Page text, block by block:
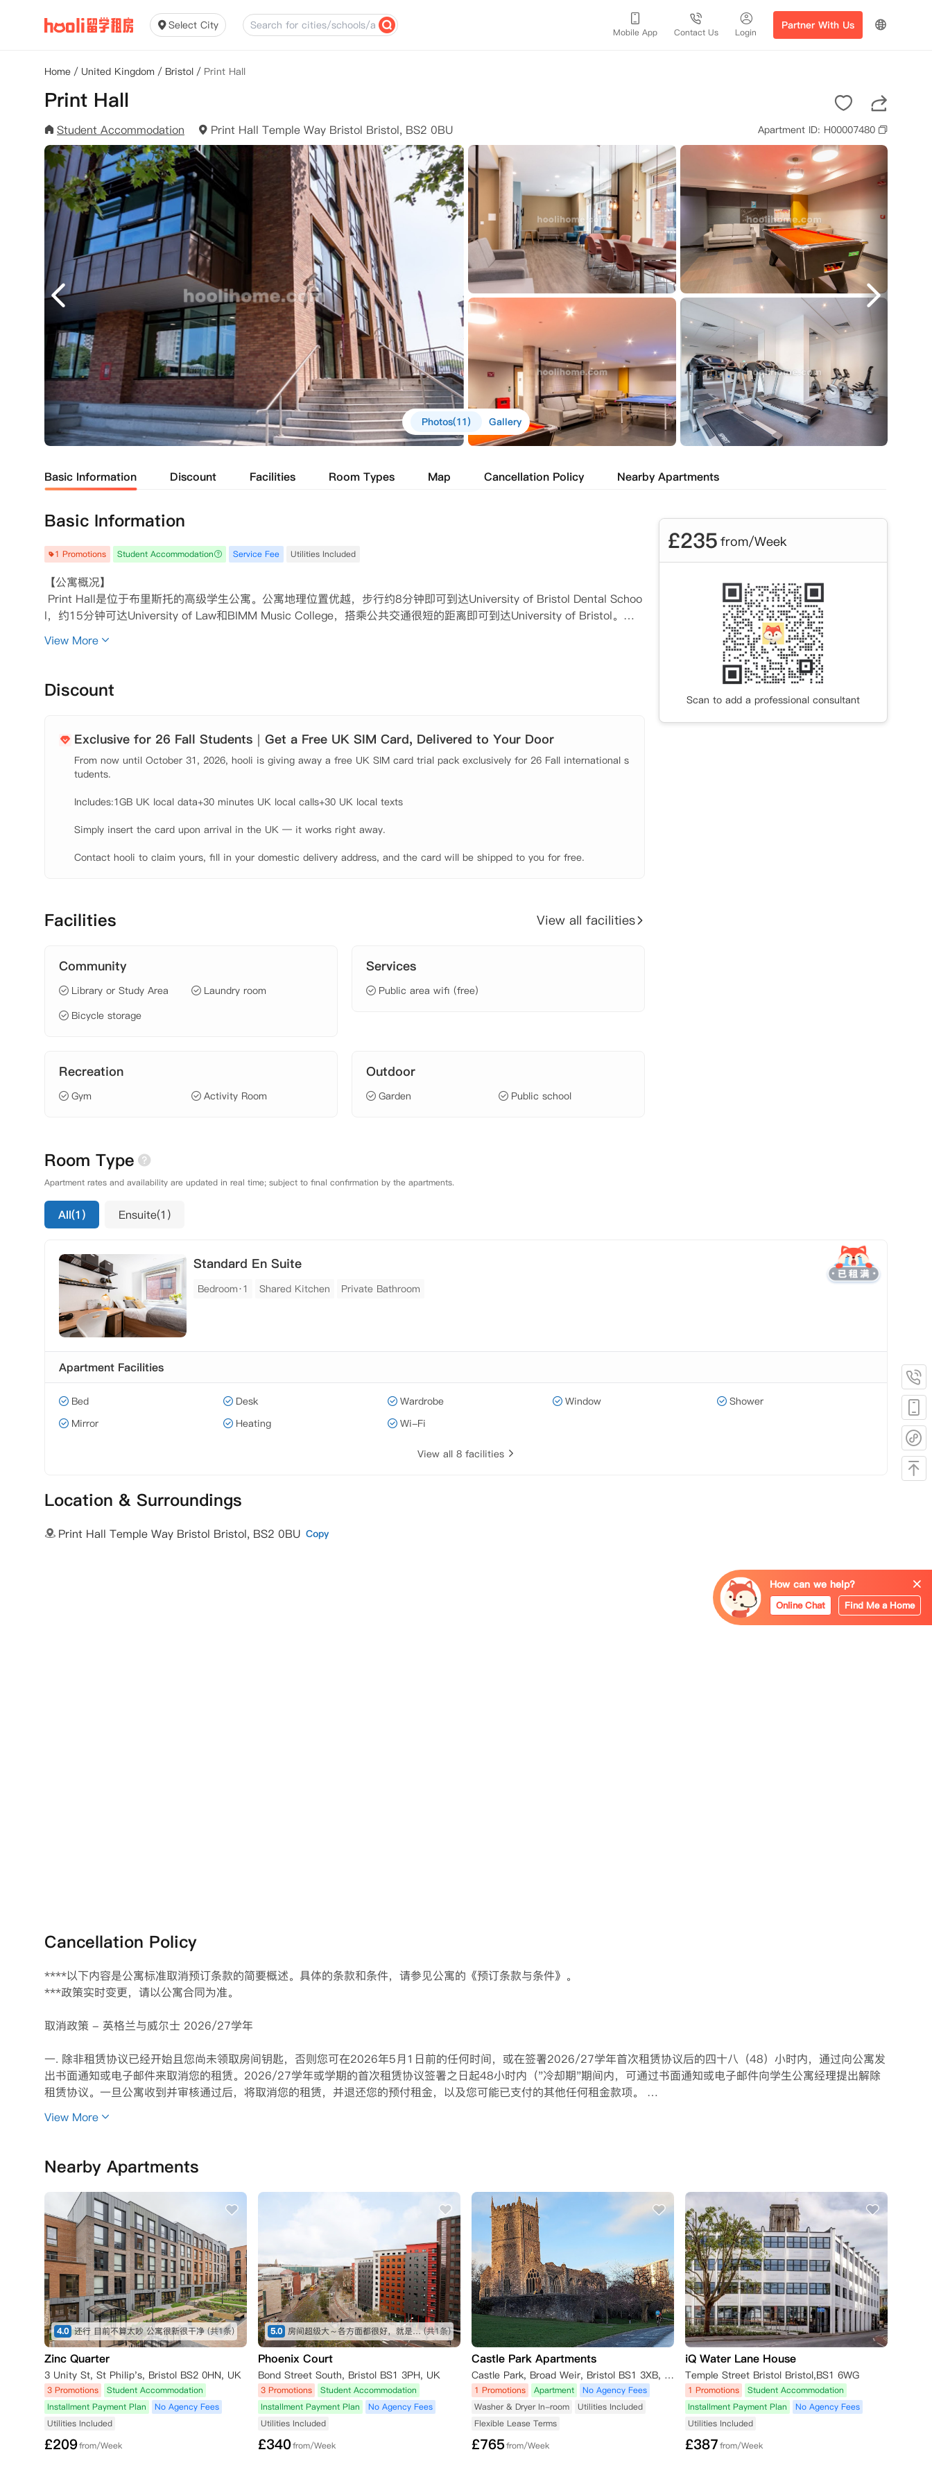
Select City
Mobile App Contact Us Login
Partner With Us
Home / United Kingdom / Bristol / Print Hall
Print Hall
Student Accommodation Print Hall Temple Way Bristol Bristol, BS2 0BU Apartment ID: H00007480
Photos(11) Gallery
Basic Information Discount Facilities Room Types Map Cancellation Policy Nearby Apartments
Basic Information
1 Promotions Student Accommodation Service Fee Utilities Included
【公寓概况】
Print Hall是位于布里斯托的高级学生公寓。公寓地理位置优越，步行约8分钟即可到达University of Bristol Dental Schoo
l，约15分钟可达University of Law和BIMM Music College，搭乘公共交通很短的距离即可到达University of Bristol。
间和私人的高规格连接浴室。共享厨房配有齐全的料理设备，用餐区和沙发。如果同学喜欢享有更多的私人空间，Studio房
【环境设施】
60MB高速宽带和Wi-Fi、
自习室、
公共休息室（配有游戏桌和电影院屏幕！）、
户外庭院、
邮寄和包裹代收服务、
安全自行车存放处、
24小时CCTV监控和安全门禁系统、
管理团队、
View More
Discount
Exclusive for 26 Fall Students｜Get a Free UK SIM Card, Delivered to Your Door
From now until October 31, 2026, hooli is giving away a free UK SIM card trial pack exclusively for 26 Fall international s
tudents.
Includes:1GB UK local data+30 minutes UK local calls+30 UK local texts
Simply insert the card upon arrival in the UK — it works right away.
Contact hooli to claim yours, fill in your domestic delivery address, and the card will be shipped to you for free.
Facilities View all facilities
Community
Library or Study Area
Laundry room
Bicycle storage
Services
Public area wifi (free)
Recreation
Gym Activity Room
Outdoor
Garden Public school
£235 from/Week
Scan to add a professional consultant
Room Type
Apartment rates and availability are updated in real time; subject to final confirmation by the apartments.
All(1) Ensuite(1)
Standard En Suite
Bedroom·1 Shared Kitchen Private Bathroom
Apartment Facilities
Bed Desk Wardrobe Window
Shower
Mirror
Heating Wi-Fi
View all 8 facilities
Location & Surroundings
Print Hall Temple Way Bristol Bristol, BS2 0BU Copy
Cancellation Policy
****以下内容是公寓标准取消预订条款的简要概述。具体的条款和条件，请参见公寓的《预订条款与条件》。
***政策实时变更，请以公寓合同为准。
取消政策 - 英格兰与威尔士 2026/27学年
一. 除非租赁协议已经开始且您尚未领取房间钥匙，否则您可在2026年5月1日前的任何时间，或在签署2026/27学年首次租赁协议后的四十八（48）小时内，通过向公寓发
出书面通知或电子邮件来取消您的租赁。2026/27学年或学期的首次租赁协议签署之日起48小时内（"冷却期"期间内，可通过书面通知或电子邮件向学生公寓经理提出解除
租赁协议。一旦公寓收到并审核通过后，将取消您的租赁，并退还您的预付租金，以及您可能已支付的其他任何租金款项。
二、冷静期外取消
三、No Visa No Pay政策：
- 如果您未能成功获得旅行和学习的签证：
如果您打算在其他地方学习，公寓能够为您转至其在全球范围内的其他住所。如果您不打算在其他地方学习，或者在您的新学习城市/城镇没有可用住宿，只要满足以下条
件，公寓将解除您的租赁协议：
1.您需要在签证拒签信发出后的3天内，以书面或电子邮件形式向公寓提交取消请求
2.并且您需要向公寓提供来自大使馆或签证办公室的拒签信复印件。
如果您的租赁已经开始，在收到上述文件之前，您仍需根据租赁协议支付应付租金。
四、No Place No Pay政策：
*此条款仅适用于准大一本科生
如果您未能成功获得心仪大学的录取资格：
如果您打算在其他地方学习，公寓能够为您转至其在全球范围内的其他住所。如果您不打算在其他地方学习，或者在您的新学习城市没有可用住宿，只要满足以下条件，公寓
将解除您的租赁协议：
1.您必须在2026年8月22日之前，以书面或电子邮件形式向物业经理提交取消请求
2.并且您需要向物业经理提供来自大学或UCAS（英国大学和学院招生服务中心）的拒录通知复印件。
一旦公寓收到您的请求，将确认收到并退还您的预付租金，以及您可能已支付的其他任何租金款项。
.
View More
Nearby Apartments
4.0 还行 目前不算太吵 公寓很新很干净 (共1条)
Zinc Quarter
3 Unity St, St Philip's, Bristol BS2 0HN, UK
3 Promotions
Student Accommodation
Installment Payment Plan
No Agency Fees
Utilities Included
£209from/Week
5.0 房间超级大～各方面都很好，就是外国人有点多 (共1条)
Phoenix Court
Bond Street South, Bristol BS1 3PH, UK
3 Promotions
Student Accommodation
Installment Payment Plan
No Agency Fees
Utilities Included
£340from/Week
Castle Park Apartments
Castle Park, Broad Weir, Bristol BS1 3XB, United Kingdom
1 Promotions Apartment
No Agency Fees
Washer & Dryer In-room
Utilities Included
Flexible Lease Terms
£765from/Week
iQ Water Lane House
Temple Street Bristol Bristol,BS1 6WG
1 Promotions
Student Accommodation
Installment Payment Plan
No Agency Fees
Utilities Included
£387from/Week
How can we help?
Online Chat Find Me a Home